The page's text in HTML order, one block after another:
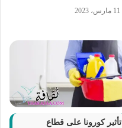
11 مارس، 2023
تأثير كورونا على قطاع